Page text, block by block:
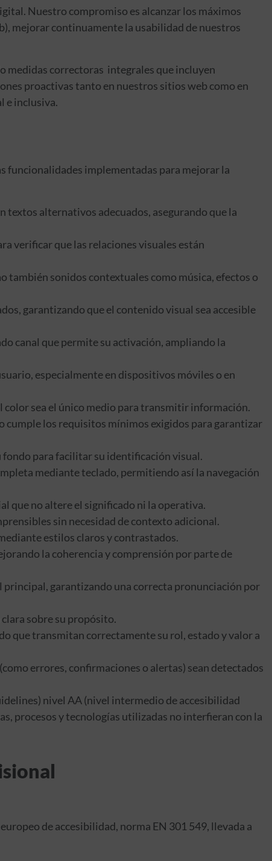
Nuestro compromiso es alcanzar los máximos
mejorar continuamente la usabilidad de nuestros
medidas correctoras integrales que incluyen
proactivas tanto en nuestros sitios web como en
e inclusiva.
funcionalidades implementadas para mejorar la
textos alternativos adecuados, asegurando que la
verificar que las relaciones visuales están
también sonidos contextuales como música, efectos o
garantizando que el contenido visual sea accesible
canal que permite su activación, ampliando la
especialmente en dispositivos móviles o en
color sea el único medio para transmitir información.
los requisitos mínimos exigidos para garantizar
fondo para facilitar su identificación visual.
mediante teclado, permitiendo así la navegación
que no altere el significado ni la operativa.
sin necesidad de contexto adicional.
estilos claros y contrastados.
la coherencia y comprensión por parte de
garantizando una correcta pronunciación por
sobre su propósito.
que transmitan correctamente su rol, estado y valor a
errores, confirmaciones o alertas) sean detectados
nivel AA (nivel intermedio de accesibilidad
procesos y tecnologías utilizadas no interfieran con la
de accesibilidad, norma EN 301 549, llevada a